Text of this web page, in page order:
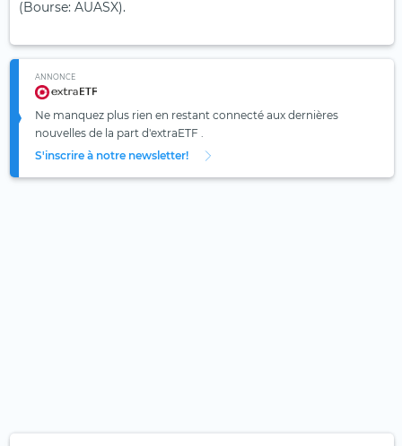
(Bourse: AUASX).
ANNONCE
Ne manquez plus rien en restant connecté aux dernières
nouvelles de la part d'extraETF .
S'inscrire à notre newsletter!